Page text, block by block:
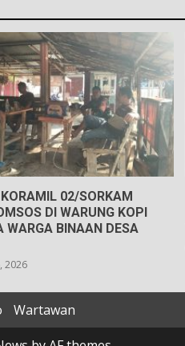
02/SORKAM
DI WARUNG KOPI
WARGA BINAAN DESA
2026
Wartawan